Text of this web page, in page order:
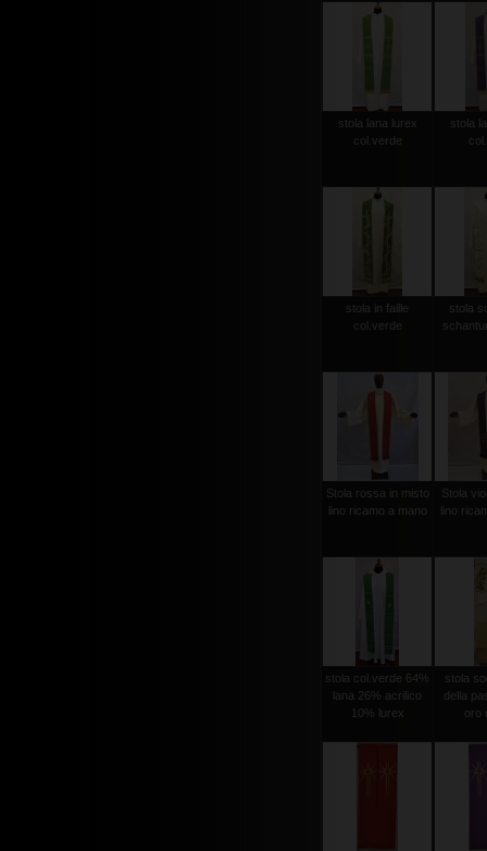
stola lana lurex
col.verde
stola
stola in faille
col.verde
stola
Stola rossa in misto
lino ricamo a mano
Stola
lino
stola col.verde 64%
lana 26% acrilico
10% lurex
stola
della
oro